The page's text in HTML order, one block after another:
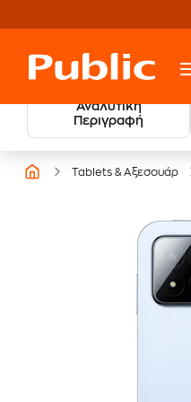
Αναλυτική
Περιγραφή
Tablets & Αξεσουάρ